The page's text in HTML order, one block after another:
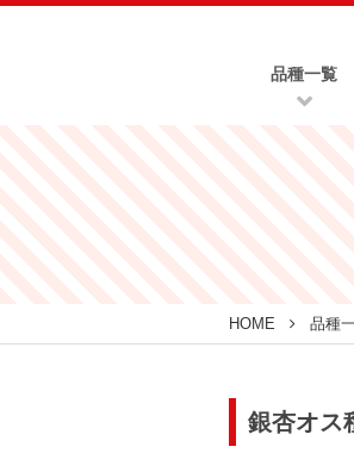
品種一覧
HOME 品種
銀杏オス